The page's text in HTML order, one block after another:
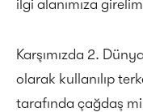
ilgi alanımıza
Karşımızda 2.
olarak kullanılıp
tarafında çağdaş